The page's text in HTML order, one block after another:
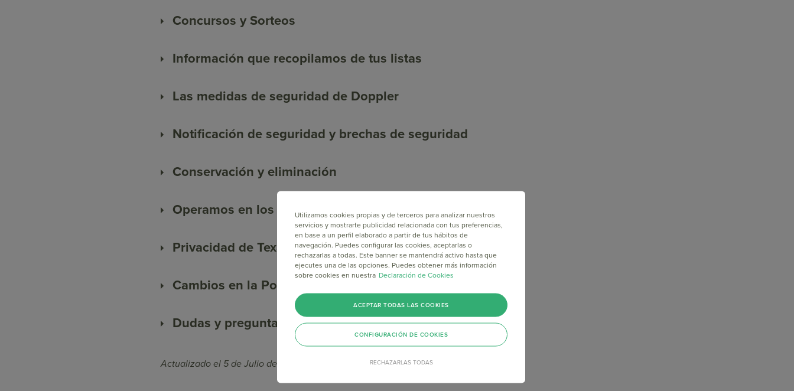
Concursos y Sorteos
Información que recopilamos de tus listas
Las medidas de seguridad de Doppler
Notificación de seguridad y brechas de seguridad
Conservación y eliminación
Operamos en los Estados Unidos
Privacidad de Texas
Cambios en la Política
Dudas y preguntas sobre esta política y tu privacidad
Actualizado el 5 de Julio de 2021
Utilizamos cookies propias y de terceros para analizar nuestros
servicios y mostrarte publicidad relacionada con tus preferencias,
en base a un perfil elaborado a partir de tus hábitos de
navegación. Puedes configurar las cookies, aceptarlas o
rechazarlas a todas. Este banner se mantendrá activo hasta que
ejecutes una de las opciones. Puedes obtener más información
sobre cookies en nuestra Declaración de Cookies
RECHAZARLAS TODAS
ACEPTAR TODAS LAS COOKIES
CONFIGURACIÓN DE COOKIES